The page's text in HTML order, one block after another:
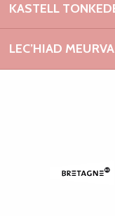
KASTELL
LEC’HIAD